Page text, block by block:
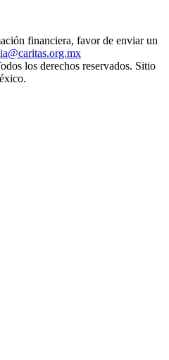
financiera, favor de enviar un
los derechos reservados. Sitio